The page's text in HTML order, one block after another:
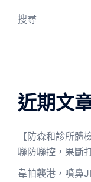
搜尋
近期文
【防森和診所
聯防聯控，果斷
韋帕襲港，噴鼻